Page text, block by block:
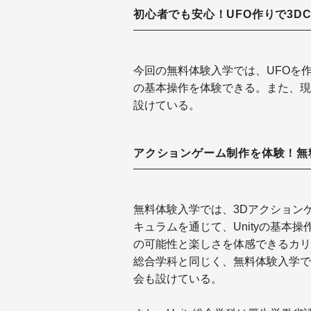
初心者でも安心！UFO作りで
今回の無料体験入学では、UFOを
の基本操作を体験できる。また、
設けている。
アクションゲーム制作を体験！
無料体験入学では、3Dアクション
キュラムを通じて、Unityの基本操
の可能性と楽しさを体感できるカ
総合学科と同じく、無料体験入学
会も設けている。